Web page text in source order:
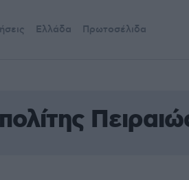
Ελλάδα Πρωτοσέλιδα